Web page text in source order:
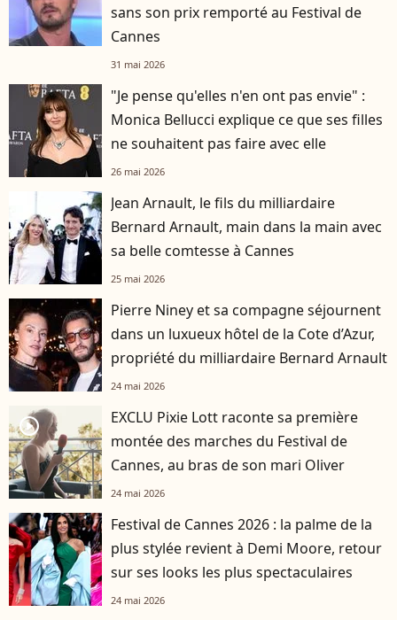
sans son prix remporté au Festival de
Cannes
31 mai 2026
"Je pense qu'elles n'en ont pas envie" :
Monica Bellucci explique ce que ses filles
ne souhaitent pas faire avec elle
26 mai 2026
Jean Arnault, le fils du milliardaire
Bernard Arnault, main dans la main avec
sa belle comtesse à Cannes
25 mai 2026
Pierre Niney et sa compagne séjournent
dans un luxueux hôtel de la Cote d’Azur,
propriété du milliardaire Bernard Arnault
24 mai 2026
player2
EXCLU Pixie Lott raconte sa première
montée des marches du Festival de
Cannes, au bras de son mari Oliver
24 mai 2026
Festival de Cannes 2026 : la palme de la
plus stylée revient à Demi Moore, retour
sur ses looks les plus spectaculaires
24 mai 2026